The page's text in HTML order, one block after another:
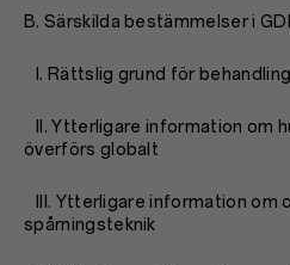
B. Särskilda bestämmelser i
I. Rättslig grund för
II. Ytterligare information om
överförs globalt
III. Ytterligare information om
spårningsteknik